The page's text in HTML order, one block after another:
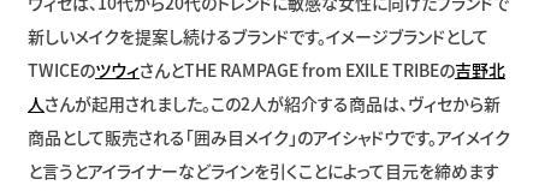
新しいメイクを提案し続けるブランドです。イメージブランドとして
TWICEのツウィさんとTHE RAMPAGE from EXILE TRIBEの吉野北
人さんが起用されました。この2人が紹介する商品は、ヴィセから新
商品として販売される「囲み目メイク」のアイシャドウです。アイメイク
と言うとアイライナーなどラインを引くことによって目元を締めます